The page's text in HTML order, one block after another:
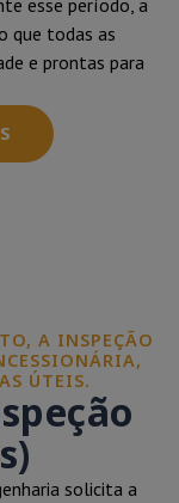
esse período, a
que todas as
e prontas para
A INSPEÇÃO
ÚTEIS.
solicita a